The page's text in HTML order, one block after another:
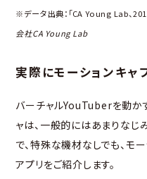
※データ出典： 「CA Young Lab、
会社CA Young Lab
実際にモーションキャ
バーチャルYouTuberを動か
ャは、一般的にはあまりなじ
で、特殊な機材なしでも、モ
アプリをご紹介します。